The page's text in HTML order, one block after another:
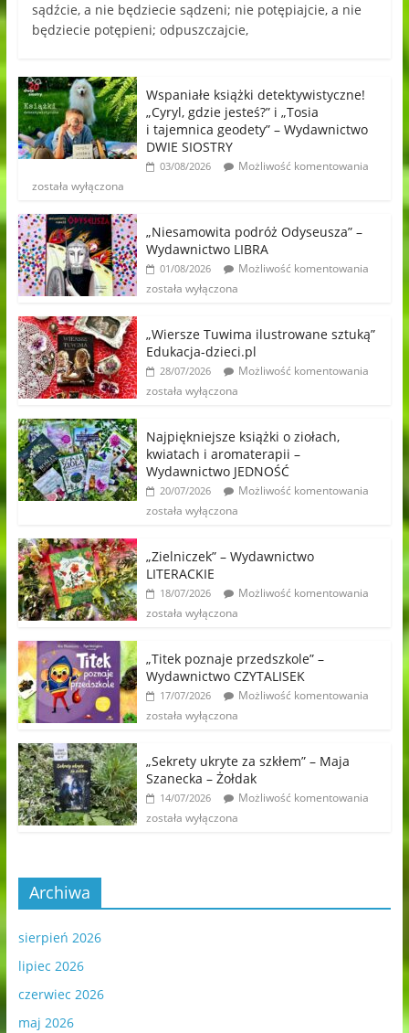
sądźcie, a nie będziecie sądzeni; nie potępiajcie, a nie
będziecie potępieni; odpuszczajcie,
Wspaniałe książki detektywistyczne!
„Cyryl, gdzie jesteś?” i „Tosia
i tajemnica geodety” – Wydawnictwo
DWIE SIOSTRY
03/08/2026
Możliwość komentowania
została wyłączona
„Niesamowita podróż Odyseusza” –
Wydawnictwo LIBRA
01/08/2026
Możliwość komentowania
została wyłączona
„Wiersze Tuwima ilustrowane sztuką”
Edukacja-dzieci.pl
28/07/2026
Możliwość komentowania
została wyłączona
Najpiękniejsze książki o ziołach,
kwiatach i aromaterapii –
Wydawnictwo JEDNOŚĆ
20/07/2026
Możliwość komentowania
została wyłączona
„Zielniczek” – Wydawnictwo
LITERACKIE
18/07/2026
Możliwość komentowania
została wyłączona
„Titek poznaje przedszkole” –
Wydawnictwo CZYTALISEK
17/07/2026
Możliwość komentowania
została wyłączona
„Sekrety ukryte za szkłem” – Maja
Szanecka – Żołdak
14/07/2026
Możliwość komentowania
została wyłączona
Archiwa
sierpień 2026
lipiec 2026
czerwiec 2026
maj 2026